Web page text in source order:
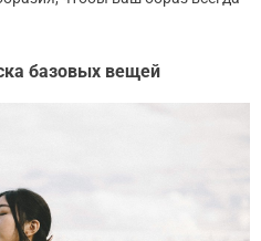
базовых вещей